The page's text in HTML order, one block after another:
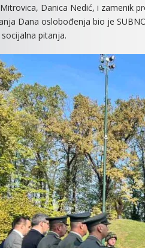
Danica Nedić, i zamenik
Dana oslobođenja bio je
pitanja.